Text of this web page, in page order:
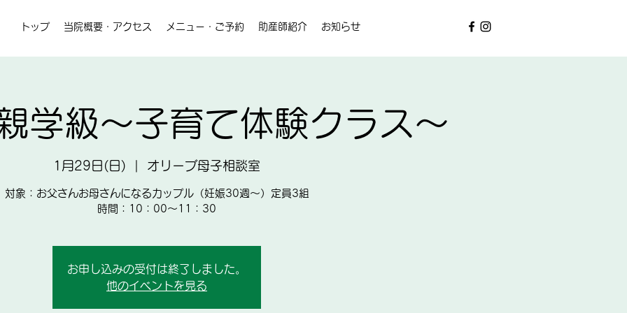
トップ 当院概要・アクセス メニュー・ご予約 助産師紹介 お知らせ
学級～子育て体験クラス～
1月29日(日) オリーブ母子相談室
対象：お父さんお母さんになるカップル（妊娠30週～）定員3組
時間：10：00～11：30
お申し込みの受付は終了しました。
他のイベントを見る